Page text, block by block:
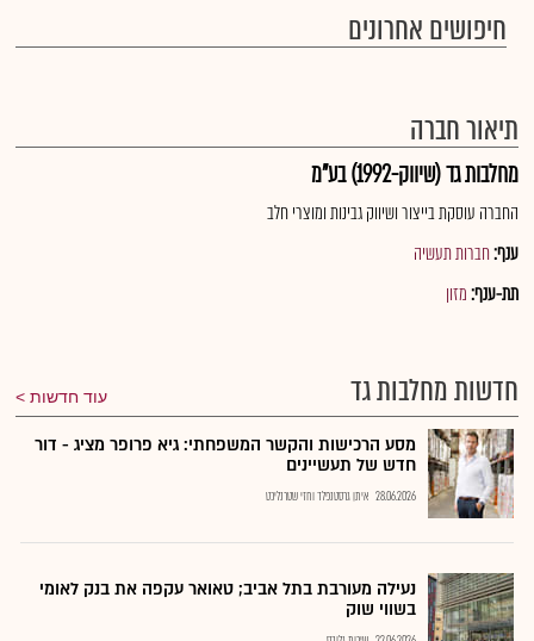
חיפושים אחרונים
תיאור חברה
מחלבות גד (שיווק-1992) בע"מ
החברה עוסקת בייצור ושיווק גבינות ומוצרי חלב
ענף:חברות תעשיה
תת-ענף:מזון
חדשות מחלבות גד עוד חדשות
מסע הרכישות והקשר המשפחתי: גיא פרופר מציג - דור
חדש של תעשיינים
28.06.2026 איתן גרסטנפלד וחזי שטרנליכט
נעילה מעורבת בתל אביב; טאואר עקפה את בנק לאומי
בשווי שוק